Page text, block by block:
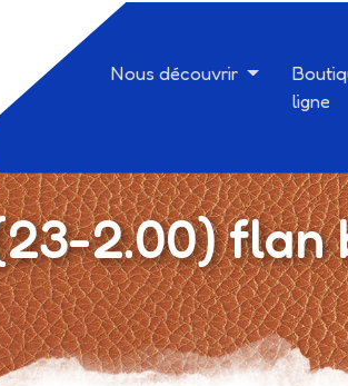
Nous découvrir
ligne
2.00) flan